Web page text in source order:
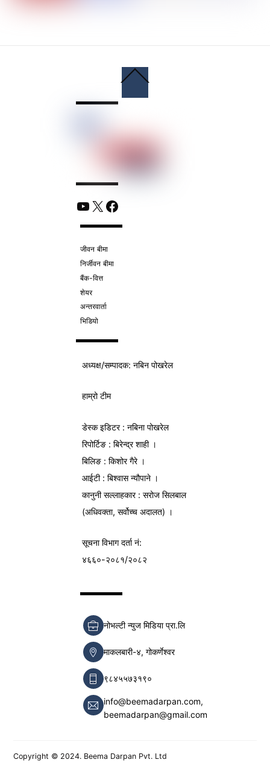
To
YouTube
X Facebook
जीवन बीमा
निर्जीवन बीमा
बैंक-वित्त
शेयर
अन्तरवार्ता
भिडियो
अध्यक्ष/सम्पादक: नबिन पोखरेल
हाम्रो टीम
डेस्क इडिटर : नबिना पोखरेल
रिपोर्टिङ : बिरेन्द्र शाही ।
बिलिङ : किशोर गैरे ।
आईटी : बिश्वास न्यौपाने ।
कानुनी सल्लाहकार : सरोज सिलबाल
(अधिवक्ता, सर्वोच्च अदालत) ।
सूचना विभागदर्ता नं:
४६६०-२०८१/२०८२
नोभल्टी न्युज मिडिया प्रा.लि
माकलबारी-४, गोकर्णेश्वर
९८४५५७३१९०
info@beemadarpan.com,
beemadarpan@gmail.com
Copyright © 2024. Beema Darpan Pvt. Ltd